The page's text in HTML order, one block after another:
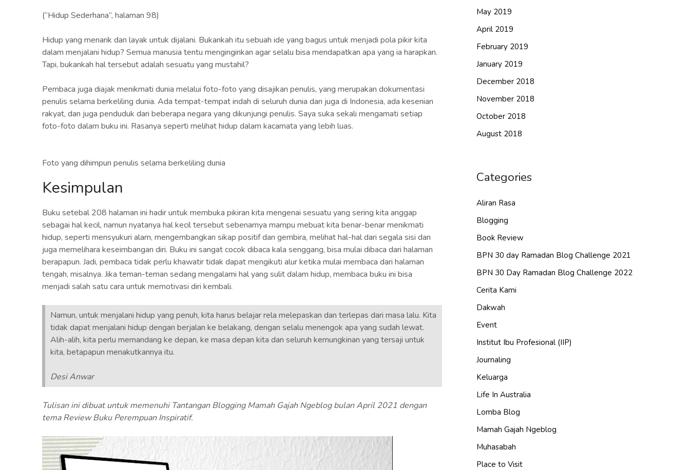
(“Hidup Sederhana”, halaman 98)
Hidup yang menarik dan layak untuk dijalani. Bukankah itu sebuah ide yang bagus untuk menjadi pola pikir kita
dalam menjalani hidup? Semua manusia tentu menginginkan agar selalu bisa mendapatkan apa yang ia harapkan.
Tapi, bukankah hal tersebut adalah sesuatu yang mustahil?
Pembaca juga diajak menikmati dunia melalui foto-foto yang disajikan penulis, yang merupakan dokumentasi
penulis selama berkeliling dunia. Ada tempat-tempat indah di seluruh dunia dan juga di Indonesia, ada kesenian
rakyat, dan juga penduduk dari beberapa negara yang dikunjungi penulis. Saya suka sekali mengamati setiap
foto-foto dalam buku ini. Rasanya seperti melihat hidup dalam kacamata yang lebih luas.
Foto yang dihimpun penulis selama berkeliling dunia
Kesimpulan
Buku setebal 208 halaman ini hadir untuk membuka pikiran kita mengenai sesuatu yang sering kita anggap
sebagai hal kecil, namun nyatanya hal kecil tersebut sebenarnya mampu mebuat kita benar-benar menikmati
hidup, seperti mensyukuri alam, mengembangkan sikap positif dan gembira, melihat hal-hal dari segala sisi dan
juga memelihara keseimbangan diri. Buku ini sangat cocok dibaca kala senggang, bisa mulai dibaca dari halaman
berapapun. Jadi, pembaca tidak perlu khawatir tidak dapat mengikuti alur ketika mulai membaca dari halaman
tengah, misalnya. Jika teman-teman sedang mengalami hal yang sulit dalam hidup, membaca buku ini bisa
menjadi salah satu cara untuk memotivasi diri kembali.
Namun, untuk menjalani hidup yang penuh, kita harus belajar rela melepaskan dan terlepas dari masa lalu. Kita
tidak dapat menjalani hidup dengan berjalan ke belakang, dengan selalu menengok apa yang sudah lewat.
Alih-alih, kita perlu memandang ke depan, ke masa depan kita dan seluruh kemungkinan yang tersaji untuk
kita, betapapun menakutkannya itu.
Desi Anwar
Tulisan ini dibuat untuk memenuhi Tantangan Blogging Mamah Gajah Ngeblog bulan April 2021 dengan
tema Review Buku Perempuan Inspiratif.
May 2019
April 2019
February 2019
January 2019
December 2018
November 2018
October 2018
August 2018
Categories
Aliran Rasa
Blogging
Book Review
BPN 30 day Ramadan Blog Challenge 2021
BPN 30 Day Ramadan Blog Challenge 2022
Cerita Kami
Dakwah
Event
Institut Ibu Profesional (IIP)
Journaling
Keluarga
Life In Australia
Lomba Blog
Mamah Gajah Ngeblog
Muhasabah
Place to Visit